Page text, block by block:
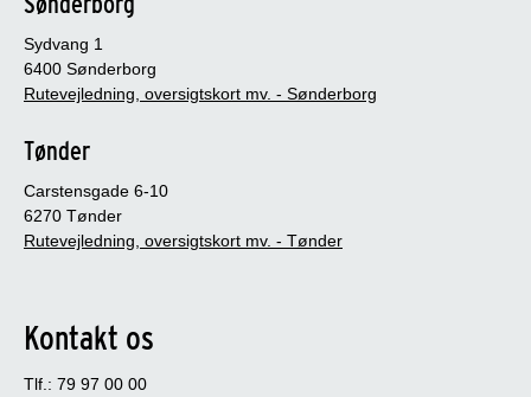
Sydvang 1
6400 Sønderborg
Rutevejledning, oversigtskort mv. - Sønderborg
Tønder
Carstensgade 6-10
6270 Tønder
Rutevejledning, oversigtskort mv. - Tønder
Kontakt os
Tlf.: 79 97 00 00